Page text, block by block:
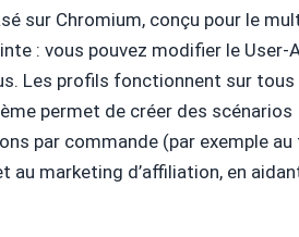
sur Chromium, conçu pour le
: vous pouvez modifier le User-
Les profils fonctionnent sur tous
permet de créer des scénarios
par commande (par exemple au
au marketing d’affiliation, en